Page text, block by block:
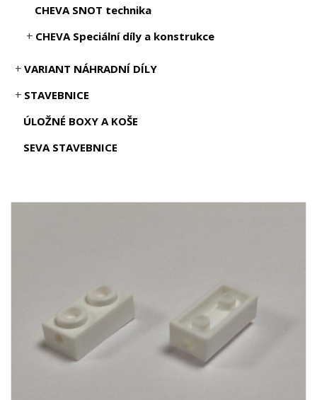
CHEVA SNOT technika
CHEVA Speciální díly a konstrukce
VARIANT NÁHRADNÍ DÍLY
STAVEBNICE
ÚLOŽNÉ BOXY A KOŠE
SEVA STAVEBNICE